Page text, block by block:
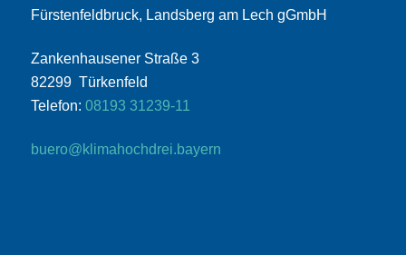
Fürstenfeldbruck, Landsberg am Lech gGmbH
Zankenhausener Straße 3
82299 Türkenfeld
Telefon: 08193 31239-11
buero@klimahochdrei.bayern